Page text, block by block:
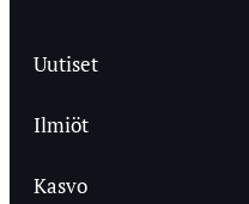
Uutiset
Ilmiöt
Kasvo